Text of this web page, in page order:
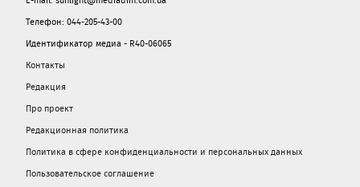
Телефон: 044-205-43-00
Идентификатор медиа - R40-06065
Контакты
Редакция
Про проект
Редакционная политика
Политика в сфере конфиденциальности и персональных данных
Пользовательское соглашение